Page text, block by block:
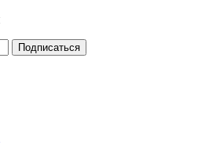
Подписаться